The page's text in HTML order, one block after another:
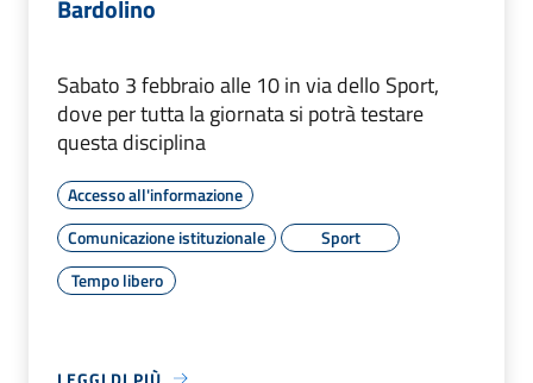
Bardolino
Sabato 3 febbraio alle 10 in via dello Sport,
dove per tutta la giornata si potrà testare
questa disciplina
Accesso all'informazione
Comunicazione istituzionale
Sport
Tempo libero